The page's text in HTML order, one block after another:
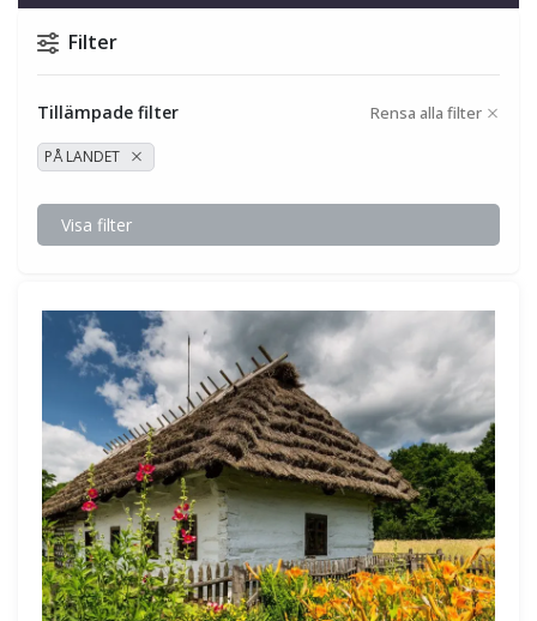
Filter
Tillämpade filter Rensa alla filter
PÅ LANDET
Visa filter